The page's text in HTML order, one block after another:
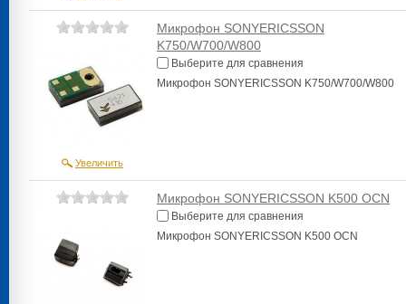
Увеличить
Микрофон SONYERICSSON
K750/W700/W800
Выберите для сравнения
Микрофон SONYERICSSON K750/W700/W800
Микрофон SONYERICSSON K500 OCN
Выберите для сравнения
Микрофон SONYERICSSON K500 OCN